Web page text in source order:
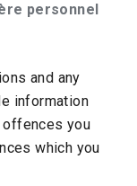
personnel
and any
information
you
which you